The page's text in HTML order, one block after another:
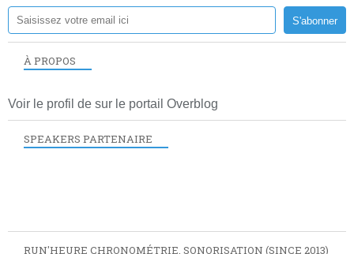
RUN'HEURE CHRONOMÉTRIE, SONORISATION (SINCE 2013)
À PROPOS
Voir le profil de sur le portail Overblog
SPEAKERS PARTENAIRE